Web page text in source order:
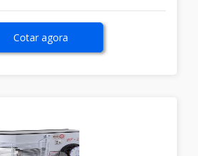
Cotar agora